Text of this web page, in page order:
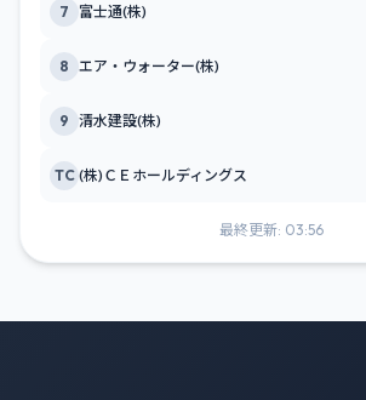
7 富士通(株)
8 エア・ウォーター(株)
9 清水建設(株)
TC (株)ＣＥホールディングス
最終更新: 03:56